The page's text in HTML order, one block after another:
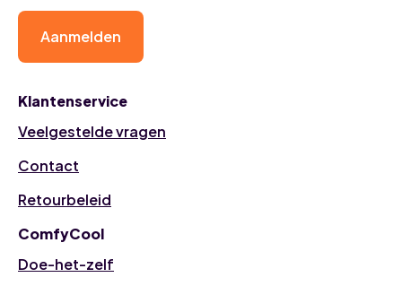
Klantenservice
Veelgestelde vragen
Contact
Retourbeleid
ComfyCool
Doe-het-zelf
Aanmelden